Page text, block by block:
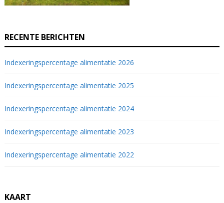
RECENTE BERICHTEN
Indexeringspercentage alimentatie 2026
Indexeringspercentage alimentatie 2025
Indexeringspercentage alimentatie 2024
Indexeringspercentage alimentatie 2023
Indexeringspercentage alimentatie 2022
KAART